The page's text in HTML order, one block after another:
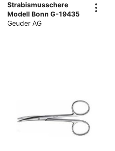
Strabismusschere
Modell Bonn G-19435
Geuder AG